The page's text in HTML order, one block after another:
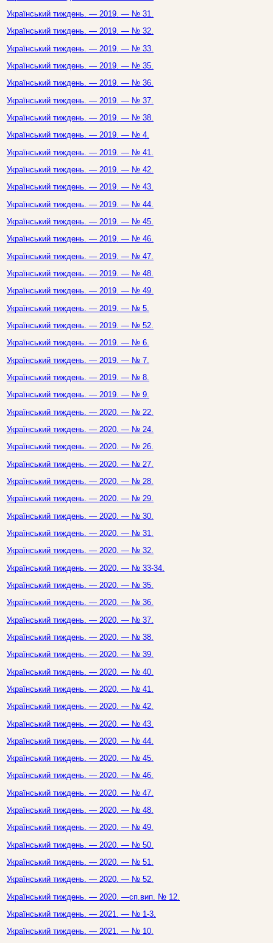
Український тиждень. — 2019. — № 31.
Український тиждень. — 2019. — № 32.
Український тиждень. — 2019. — № 33.
Український тиждень. — 2019. — № 35.
Український тиждень. — 2019. — № 36.
Український тиждень. — 2019. — № 37.
Український тиждень. — 2019. — № 38.
Український тиждень. — 2019. — № 4.
Український тиждень. — 2019. — № 41.
Український тиждень. — 2019. — № 42.
Український тиждень. — 2019. — № 43.
Український тиждень. — 2019. — № 44.
Український тиждень. — 2019. — № 45.
Український тиждень. — 2019. — № 46.
Український тиждень. — 2019. — № 47.
Український тиждень. — 2019. — № 48.
Український тиждень. — 2019. — № 49.
Український тиждень. — 2019. — № 5.
Український тиждень. — 2019. — № 52.
Український тиждень. — 2019. — № 6.
Український тиждень. — 2019. — № 7.
Український тиждень. — 2019. — № 8.
Український тиждень. — 2019. — № 9.
Український тиждень. — 2020. — № 22.
Український тиждень. — 2020. — № 24.
Український тиждень. — 2020. — № 26.
Український тиждень. — 2020. — № 27.
Український тиждень. — 2020. — № 28.
Український тиждень. — 2020. — № 29.
Український тиждень. — 2020. — № 30.
Український тиждень. — 2020. — № 31.
Український тиждень. — 2020. — № 32.
Український тиждень. — 2020. — № 33-34.
Український тиждень. — 2020. — № 35.
Український тиждень. — 2020. — № 36.
Український тиждень. — 2020. — № 37.
Український тиждень. — 2020. — № 38.
Український тиждень. — 2020. — № 39.
Український тиждень. — 2020. — № 40.
Український тиждень. — 2020. — № 41.
Український тиждень. — 2020. — № 42.
Український тиждень. — 2020. — № 43.
Український тиждень. — 2020. — № 44.
Український тиждень. — 2020. — № 45.
Український тиждень. — 2020. — № 46.
Український тиждень. — 2020. — № 47.
Український тиждень. — 2020. — № 48.
Український тиждень. — 2020. — № 49.
Український тиждень. — 2020. — № 50.
Український тиждень. — 2020. — № 51.
Український тиждень. — 2020. — № 52.
Український тиждень. — 2020. —сп.вип. № 12.
Український тиждень. — 2021. — № 1-3.
Український тиждень. — 2021. — № 10.